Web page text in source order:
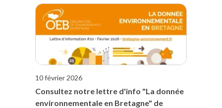
10 février 2026
Consultez notre lettre d'info "La donnée
environnementale en Bretagne" de